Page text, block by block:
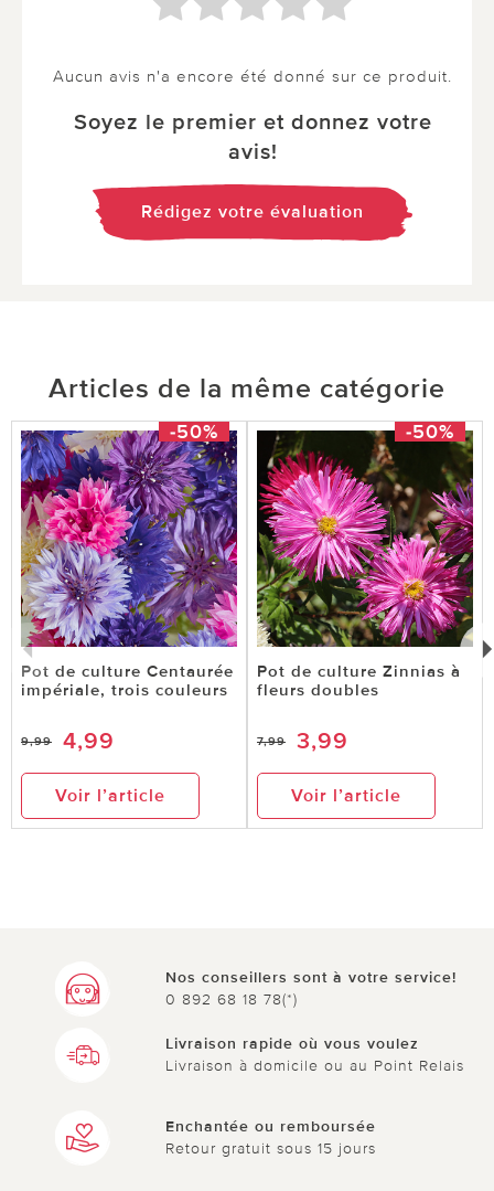
Aucun avis n'a encore été donné sur ce produit.
Soyez le premier et donnez votre
avis!
Rédigez votre évaluation
Articles de la même catégorie
-50%
Pot de culture Centaurée
impériale, trois couleurs
9,99 4,99
Voir l’article
-50%
Pot de culture Zinnias à
fleurs doubles
7,99 3,99
Voir l’article
Nos conseillers sont à votre service!
0 892 68 18 78(*)
Livraison rapide où vous voulez
Livraison à domicile ou au Point Relais
Enchantée ou remboursée
Retour gratuit sous 15 jours